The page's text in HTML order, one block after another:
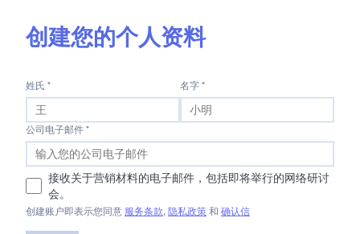
创建您的个人资料
姓氏 * 名字 *
公司电子邮件 *
接收关于营销材料的电子邮件，包括即将举行的网络研讨
会。
创建账户即表示您同意 服务条款, 隐私政策 和 确认信